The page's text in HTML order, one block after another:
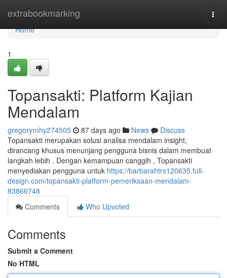
extrabookmarking
Home
Home
1
Topansakti: Platform Kajian
Mendalam
gregoryrnhy274505 87 days ago News
Discuss
Topansakti merupakan solusi analisa mendalam insight,
dirancang khusus menunjang pengguna bisnis dalam membuat
langkah lebih . Dengan kemampuan canggih , Topansakti
menyediakan pengguna untuk https://barbarahtrx120635.full-
design.com/topansakti-platform-pemeriksaan-mendalam-
83866748
Comments
Who Upvoted
Comments
Submit a Comment
No HTML